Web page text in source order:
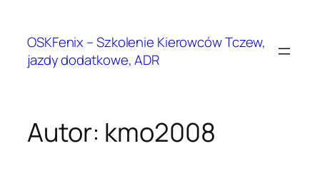
OSKFenix – Szkolenie Kierowców Tczew,
jazdy dodatkowe, ADR
Autor: kmo2008